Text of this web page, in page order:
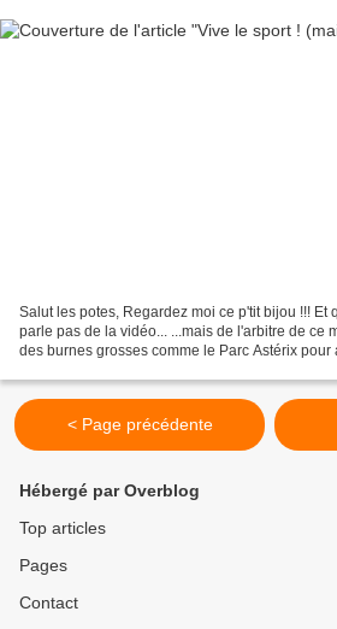
Salut les potes, Regardez moi ce p'tit bijou !!! Et
parle pas de la vidéo... ...mais de l'arbitre de ce
des burnes grosses comme le Parc Astérix pour
< Page précédente
Hébergé par Overblog
Top articles
Pages
Contact